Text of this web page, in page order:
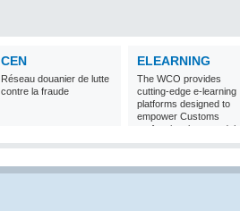
CEN
Réseau douanier de lutte
contre la fraude
ELEARNING
The WCO provides
cutting-edge e-learning
platforms designed to
empower Customs
professionals around the
world with
knowledge and skills in